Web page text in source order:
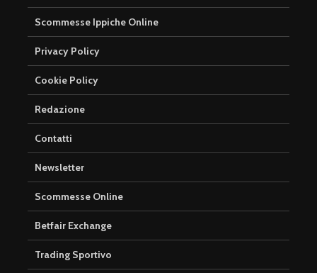
Scommesse Ippiche Online
Privacy Policy
Cookie Policy
Redazione
Contatti
Newsletter
Scommesse Online
Betfair Exchange
Trading Sportivo